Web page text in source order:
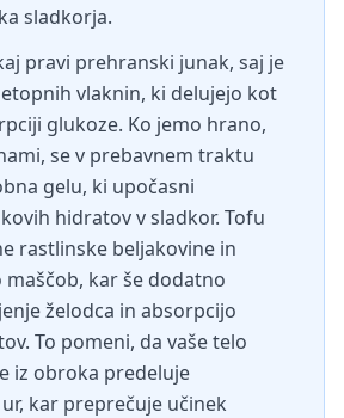
sladkorja.
pravi prehranski junak, saj je
vlaknin, ki delujejo kot
glukoze. Ko jemo hrano,
se v prebavnem traktu
gelu, ki upočasni
hidratov v sladkor. Tofu
rastlinske beljakovine in
kar še dodatno
želodca in absorpcijo
To pomeni, da vaše telo
iz obroka predeluje
kar preprečuje učinek